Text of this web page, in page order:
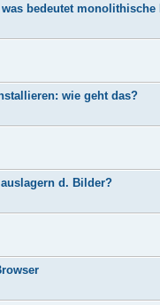
bedeutet monolithische
wie geht das?
d. Bilder?